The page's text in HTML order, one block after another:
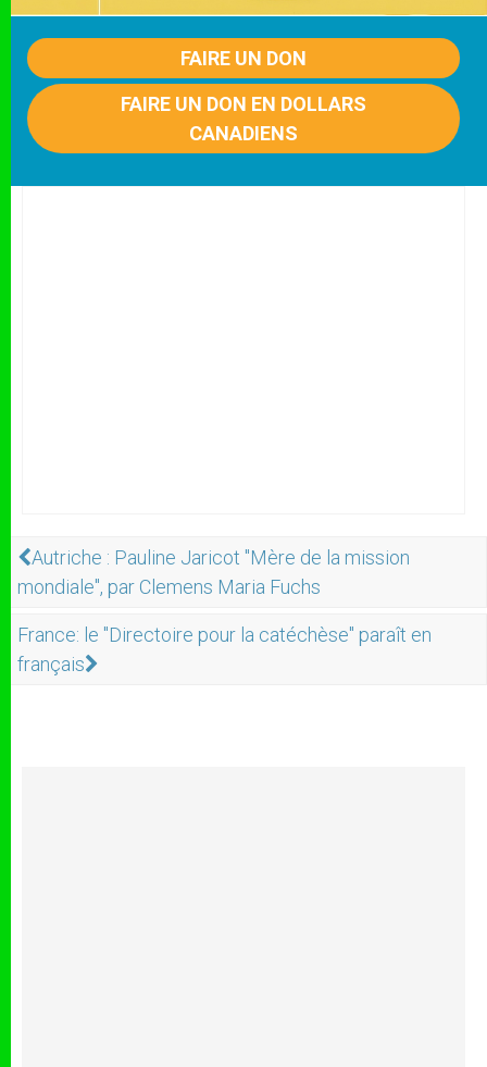
FAIRE UN DON
FAIRE UN DON EN DOLLARS
CANADIENS
Autriche : Pauline Jaricot "Mère de la mission
mondiale", par Clemens Maria Fuchs
France: le "Directoire pour la catéchèse" paraît en
français